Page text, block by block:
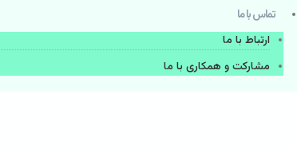
تماس با ما
ارتباط با ما
مشاركت و همكاری با ما